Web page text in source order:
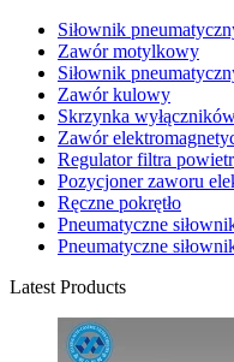
Siłownik
Zawór motylkowy
Siłownik
Zawór kulowy
Skrzynka
Zawór
Regulator filtra
Pozycjoner zaworu
Ręczne pokrętło
Pneumatyczne
Pneumatyczne
Latest Products